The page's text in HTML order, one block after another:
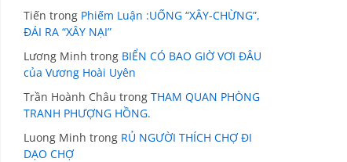
Tiến trong Phiếm Luận :UỐNG “XÂY-CHỪNG”,
ĐÁI RA “XÂY NẠI”
Lương Minh trong BIỂN CÓ BAO GIỜ VƠI ĐÂU
của Vương Hoài Uyên
Trần Hoành Châu trong THAM QUAN PHÒNG
TRANH PHƯỢNG HỒNG.
Luong Minh trong RỦ NGƯỜI THÍCH CHỢ ĐI
DẠO CHỢ